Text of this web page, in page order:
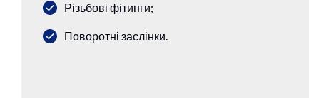
Різьбові фітинги;
Поворотні заслінки.